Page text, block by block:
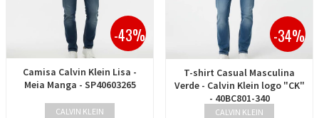
-43%
Camisa Calvin Klein Lisa -
Meia Manga - SP40603265
CALVIN KLEIN
-34%
T-shirt Casual Masculina
Verde - Calvin Klein logo "CK"
- 40BC801-340
CALVIN KLEIN